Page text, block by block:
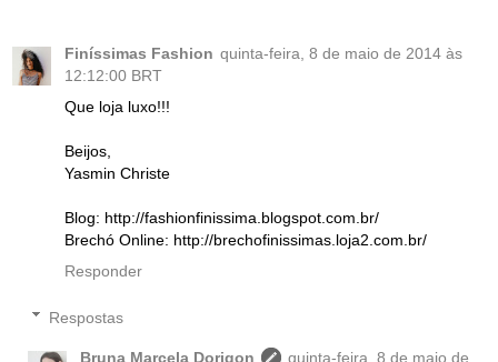
Finíssimas Fashion quinta-feira, 8 de maio de 2014 às
12:12:00 BRT
Que loja luxo!!!
Beijos,
Yasmin Christe
Blog: http://fashionfinissima.blogspot.com.br/
Brechó Online: http://brechofinissimas.loja2.com.br/
Responder
Respostas
Bruna Marcela Dorigon quinta-feira, 8 de maio de